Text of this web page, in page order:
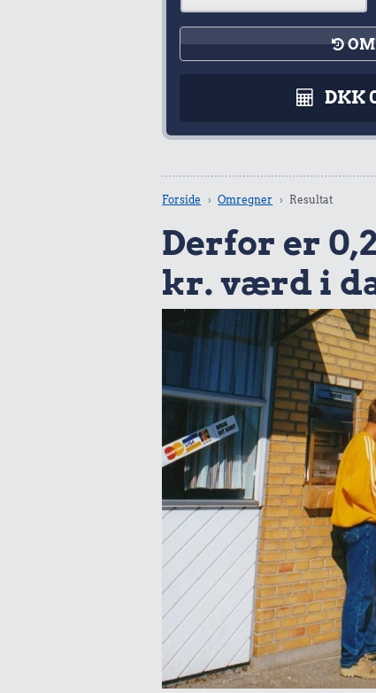
DKK
Forside Omregner Resultat
Derfor er
kr. værd i